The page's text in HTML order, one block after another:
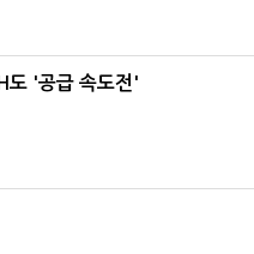
도 '공급 속도전'